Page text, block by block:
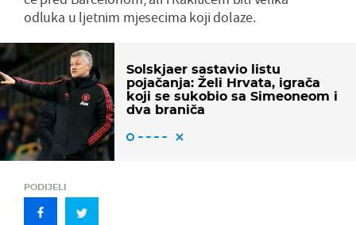
odluka u ljetnim mjesecima koji dolaze.
Solskjaer sastavio listu
pojačanja: Želi Hrvata, igrača
koji se sukobio sa Simeoneom i
dva braniča
PODIJELI